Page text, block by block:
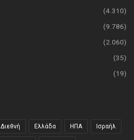
(4.310)
(9.786)
(2.060)
(35)
(19)
Διεθνή Ελλάδα ΗΠΑ Ισραήλ